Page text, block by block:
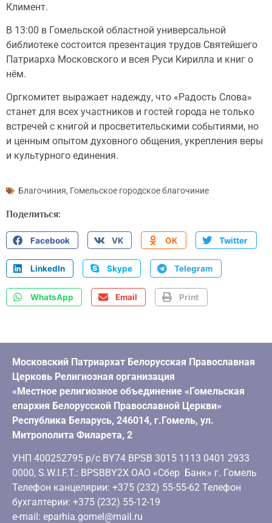
Климент.
В 13:00 в Гомельской областной универсальной
библиотеке состоится презентация трудов Святейшего
Патриарха Московского и всея Руси Кирилла и книг о
нём.
Оргкомитет выражает надежду, что «Радость Слова»
станет для всех участников и гостей города не только
встречей с книгой и просветительскими событиями, но
и ценным опытом духовного общения, укрепления веры
и культурного единения.
Благочиния, Гомельское городское благочиние
Поделиться:
Facebook VK OK Twitter
LinkedIn Skype Telegram
WhatsApp Email Print
Московский Патриархат Белорусская Православная
Церковь Религиозная организация
«Местное религиозное объединение «Гомельская
епархия Белорусской Православной Церкви»
Республика Беларусь, 246014, г.Гомель, ул.
Митрополита Филарета, 2
УНП 400252795 р/с BY74 BPSB 3015 1113 0401 2933
0000, S.W.I.F.T.: BPSBBY2X ОАО «Сбер Банк» г. Гомель
Телефон канцелярии: +375 (232) 55-55-62 Телефон
бухгалтерии: +375 (232) 55-12-19
e-mail: eparhia.gomel@mail.ru